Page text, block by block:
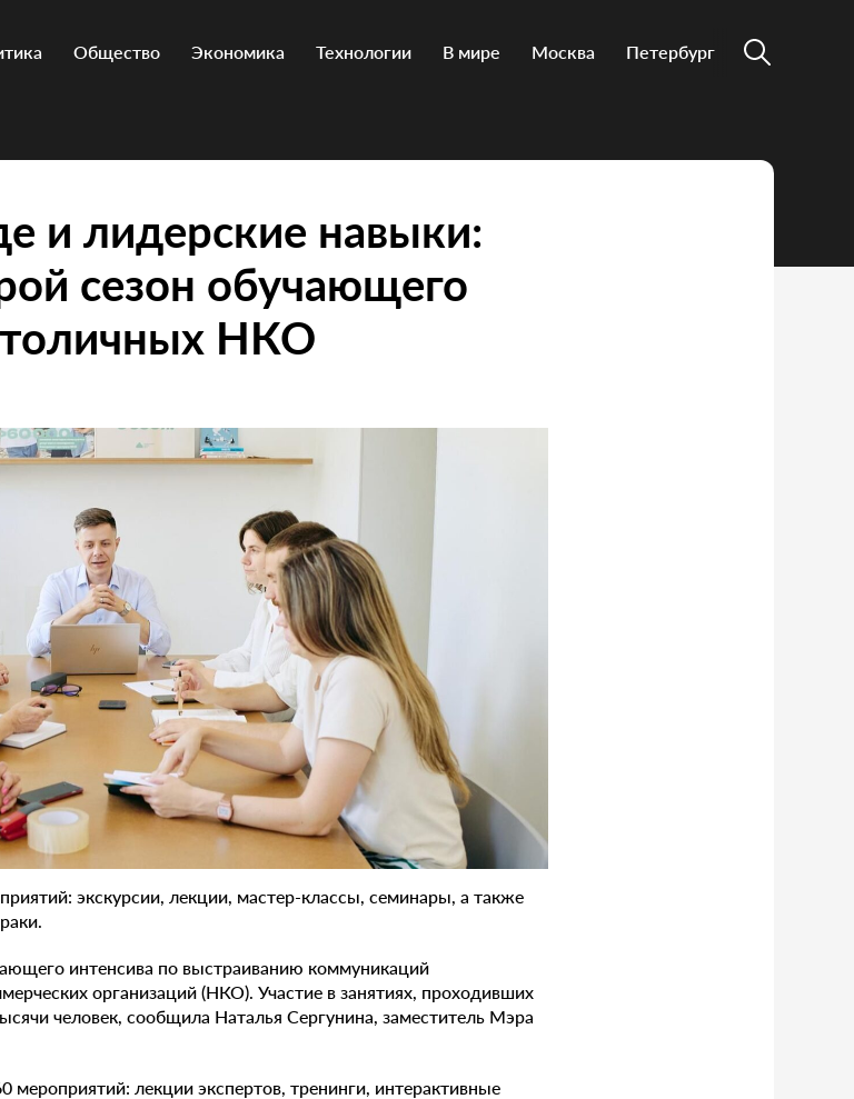
Общество Экономика Технологии В мире Москва Петербург
и лидерские навыки:
сезон обучающего
НКО
экскурсии, лекции, мастер-классы, семинары, а также
интенсива по выстраиванию коммуникаций
организаций (НКО). Участие в занятиях, проходивших
человек, сообщила Наталья Сергунина, заместитель Мэра
мероприятий: лекции экспертов, тренинги, интерактивные